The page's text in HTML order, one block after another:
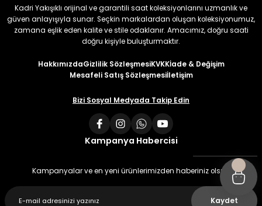
Kadri Yakışıklı orijinal ve garantili saat koleksiyonlarını uzmanlık ve
güven anlayışıyla sunar. Seçkin markalardan oluşan koleksiyonumuz,
zamana eşlik eden kalite ve stile odaklanır. Amacımız, doğru saati
doğru kişiyle buluşturmaktır.
HakkımızdaGizlilik SözleşmesiKVKKİade & Değişim
Mesafeli Satış Sözleşmesiİletişim
Bizi Sosyal Medyada Takip Edin
Kampanya Habercisi
Kampanyalar ve en yeni ürünlerimizden haberiniz olsun
Kaydet